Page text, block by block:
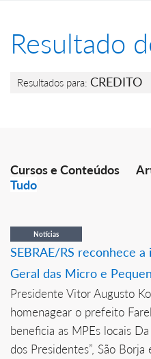
Resultado
Resultados para: CREDITO
Cursos e Conteúdos
Tudo
Notícias
SEBRAE/RS reconhece
Geral das Micro e
Presidente Vitor Augusto
homenagear o prefeito
beneficia as MPEs locais
dos Presidentes”, São